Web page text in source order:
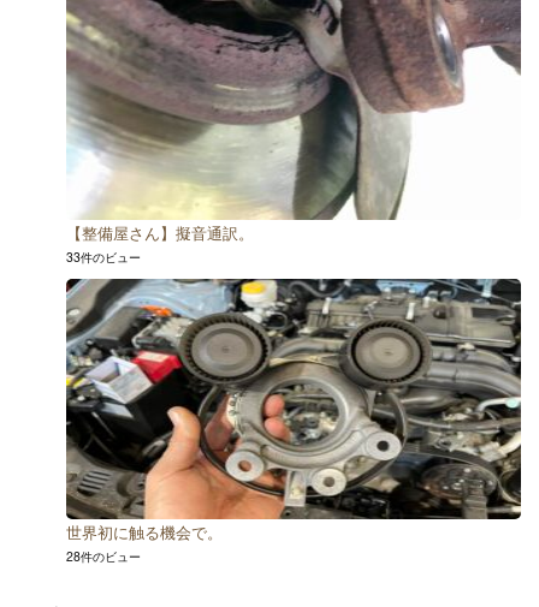
【整備屋さん】擬音通訳。
33件のビュー
世界初に触る機会で。
28件のビュー